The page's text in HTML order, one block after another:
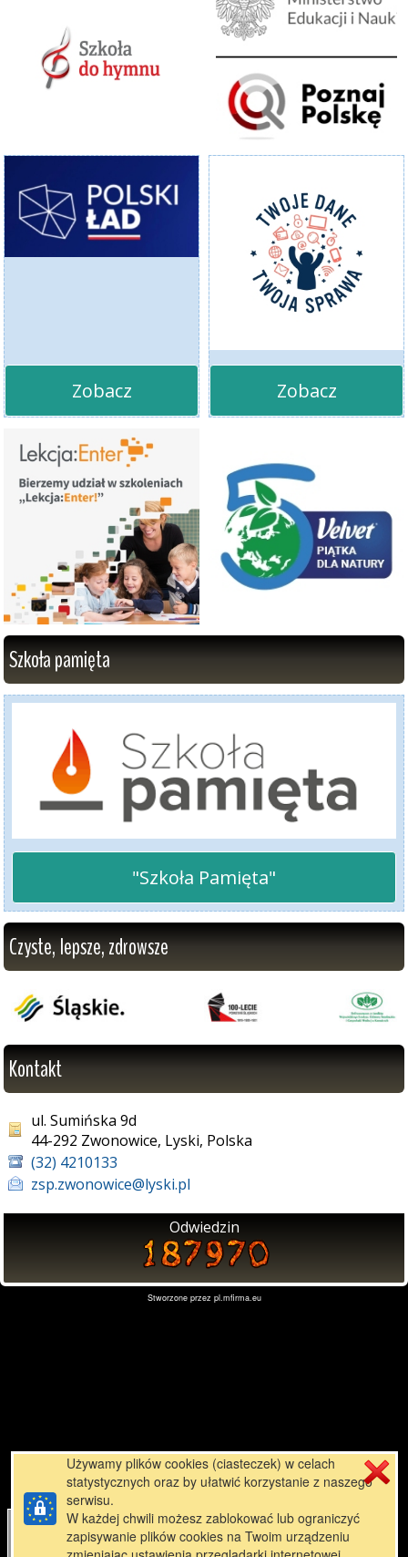
Zobacz Zobacz
Szkoła pamięta
"Szkoła Pamięta"
Czyste, lepsze, zdrowsze
Kontakt
ul. Sumińska 9d
44-292 Zwonowice, Lyski, Polska
(32) 4210133
zsp.zwonowice@lyski.pl
Odwiedzin
Stworzone przez pl.mfirma.eu
Używamy plików cookies (ciasteczek) w celach
statystycznych oraz by ułatwić korzystanie z naszego
serwisu.
W każdej chwili możesz zablokować lub ograniczyć
zapisywanie plików cookies na Twoim urządzeniu